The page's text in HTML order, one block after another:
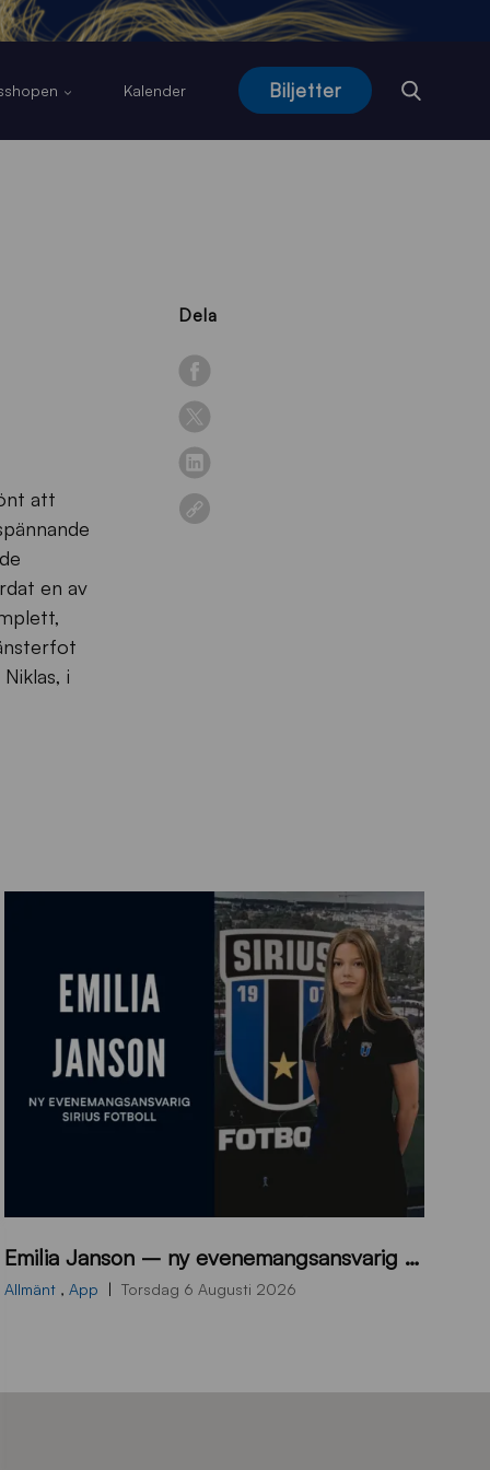
Kalender Biljetter
Dela
att
en av
i
0
0
Emilia Janson – ny evenemangsansvarig för Sirius Fotboll
Allmänt , App Torsdag 6 Augusti 2026